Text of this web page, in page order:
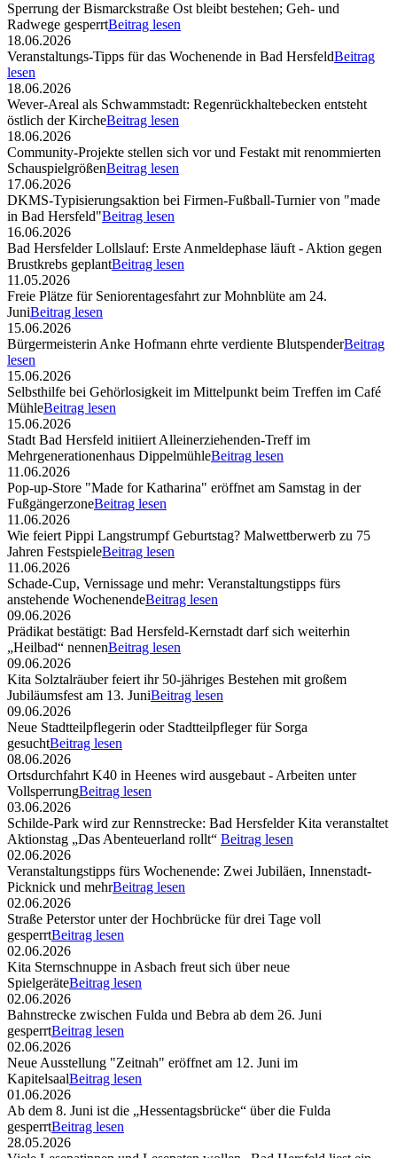
Sperrung der Bismarckstraße Ost bleibt bestehen; Geh- und
Radwege gesperrtBeitrag lesen
18.06.2026
Veranstaltungs-Tipps für das Wochenende in Bad HersfeldBeitrag
lesen
18.06.2026
Wever-Areal als Schwammstadt: Regenrückhaltebecken entsteht
östlich der KircheBeitrag lesen
18.06.2026
Community-Projekte stellen sich vor und Festakt mit renommierten
SchauspielgrößenBeitrag lesen
17.06.2026
DKMS-Typisierungsaktion bei Firmen-Fußball-Turnier von "made
in Bad Hersfeld"Beitrag lesen
16.06.2026
Bad Hersfelder Lollslauf: Erste Anmeldephase läuft - Aktion gegen
Brustkrebs geplantBeitrag lesen
11.05.2026
Freie Plätze für Seniorentagesfahrt zur Mohnblüte am 24.
JuniBeitrag lesen
15.06.2026
Bürgermeisterin Anke Hofmann ehrte verdiente BlutspenderBeitrag
lesen
15.06.2026
Selbsthilfe bei Gehörlosigkeit im Mittelpunkt beim Treffen im Café
MühleBeitrag lesen
15.06.2026
Stadt Bad Hersfeld initiiert Alleinerziehenden-Treff im
Mehrgenerationenhaus DippelmühleBeitrag lesen
11.06.2026
Pop-up-Store "Made for Katharina" eröffnet am Samstag in der
FußgängerzoneBeitrag lesen
11.06.2026
Wie feiert Pippi Langstrumpf Geburtstag? Malwettberwerb zu 75
Jahren FestspieleBeitrag lesen
11.06.2026
Schade-Cup, Vernissage und mehr: Veranstaltungstipps fürs
anstehende WochenendeBeitrag lesen
09.06.2026
Prädikat bestätigt: Bad Hersfeld-Kernstadt darf sich weiterhin
„Heilbad“ nennenBeitrag lesen
09.06.2026
Kita Solztalräuber feiert ihr 50-jähriges Bestehen mit großem
Jubiläumsfest am 13. JuniBeitrag lesen
09.06.2026
Neue Stadtteilpflegerin oder Stadtteilpfleger für Sorga
gesuchtBeitrag lesen
08.06.2026
Ortsdurchfahrt K40 in Heenes wird ausgebaut - Arbeiten unter
VollsperrungBeitrag lesen
03.06.2026
Schilde-Park wird zur Rennstrecke: Bad Hersfelder Kita veranstaltet
Aktionstag „Das Abenteuerland rollt“ Beitrag lesen
02.06.2026
Veranstaltungstipps fürs Wochenende: Zwei Jubiläen, Innenstadt-
Picknick und mehrBeitrag lesen
02.06.2026
Straße Peterstor unter der Hochbrücke für drei Tage voll
gesperrtBeitrag lesen
02.06.2026
Kita Sternschnuppe in Asbach freut sich über neue
SpielgeräteBeitrag lesen
02.06.2026
Bahnstrecke zwischen Fulda und Bebra ab dem 26. Juni
gesperrtBeitrag lesen
02.06.2026
Neue Ausstellung "Zeitnah" eröffnet am 12. Juni im
KapitelsaalBeitrag lesen
01.06.2026
Ab dem 8. Juni ist die „Hessentagsbrücke“ über die Fulda
gesperrtBeitrag lesen
28.05.2026